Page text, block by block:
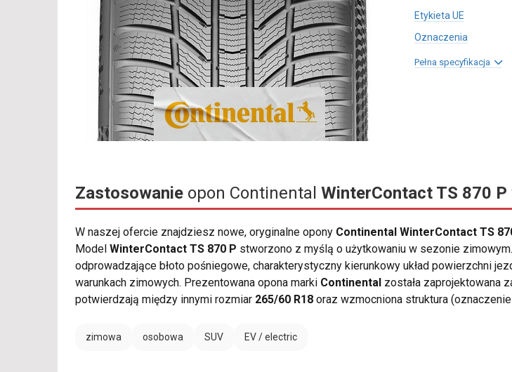
Etykieta UE
Oznaczenia
Pełna specyfikacja
Zastosowanie opon Continental WinterContact TS 870 P
W naszej ofercie znajdziesz nowe, oryginalne opony Continental WinterContact TS
Model WinterContact TS 870 P stworzono z myślą o użytkowaniu w sezonie
odprowadzające błoto pośniegowe, charakterystyczny kierunkowy układ powierzchni
warunkach zimowych. Prezentowana opona marki Continental została zaprojektowana
potwierdzają między innymi rozmiar 265/60 R18 oraz wzmocniona struktura (oznaczenie
zimowa osobowa SUV EV / electric